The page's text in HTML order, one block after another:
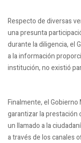
Respecto de diversas
una presunta
durante la diligencia, el
a la información
institución, no existió
Finalmente, el
garantizar la prestación
un llamado a la
a través de los canales